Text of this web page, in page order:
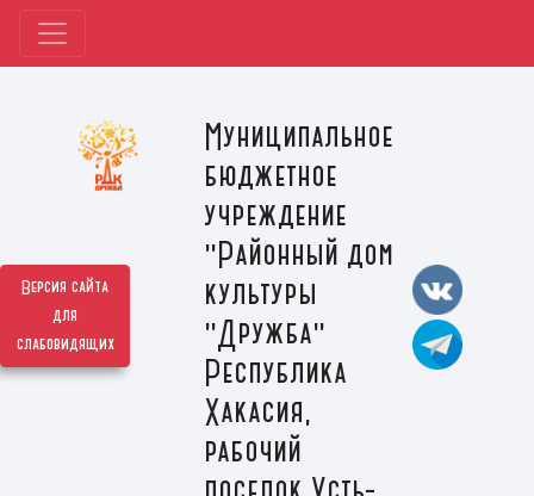
Версия сайта
для
слабовидящих
Муниципальное
бюджетное
учреждение
"Районный дом
культуры
"Дружба"
Республика
Хакасия,
рабочий